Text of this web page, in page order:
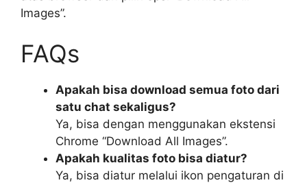
Images”.
FAQs
Apakah bisa download semua foto dari
satu chat sekaligus?
Ya, bisa dengan menggunakan ekstensi
Chrome “Download All Images”.
Apakah kualitas foto bisa diatur?
Ya, bisa diatur melalui ikon pengaturan di